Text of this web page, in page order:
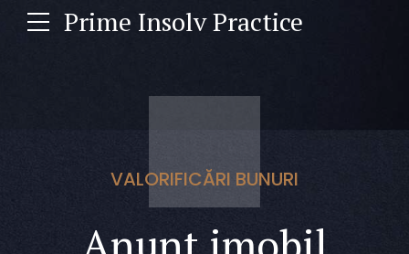
Prime Insolv Practice
VALORIFICĂRI BUNURI